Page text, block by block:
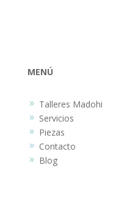
MENÚ
9 Talleres Madohi
9 Servicios
9 Piezas
9 Contacto
9 Blog